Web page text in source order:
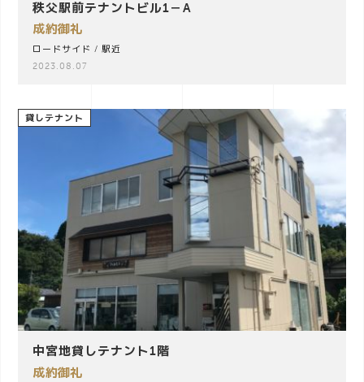
秩父駅前テナントビル1－A
成約御礼
ロードサイド /駅近
2023.08.07
貸しテナント
中宮地貸しテナント1階
成約御礼